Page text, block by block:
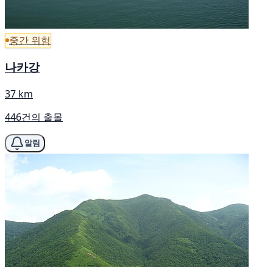
중간 위험
나카강
37 km
446건의 출몰
알림